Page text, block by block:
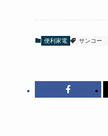
便利家電 サンコー